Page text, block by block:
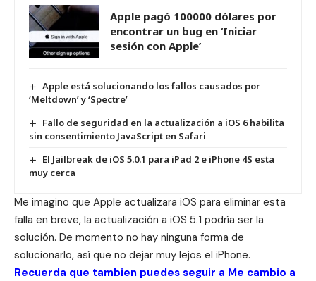
Apple pagó 100000 dólares por
encontrar un bug en ‘Iniciar
sesión con Apple’
Apple está solucionando los fallos causados por
‘Meltdown’ y ‘Spectre’
Fallo de seguridad en la actualización a iOS 6 habilita
sin consentimiento JavaScript en Safari
El Jailbreak de iOS 5.0.1 para iPad 2 e iPhone 4S esta
muy cerca
Me imagino que Apple actualizara iOS para eliminar esta
falla en breve, la actualización a iOS 5.1 podría ser la
solución. De momento no hay ninguna forma de
solucionarlo, así que no dejar muy lejos el iPhone.
Recuerda que tambien puedes seguir a Me cambio a